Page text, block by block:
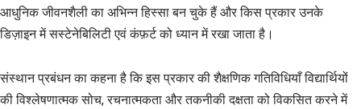
आधुनिक जीवनशैली का अभिन्न हिस्सा बन चुके हैं और किस प्रकार उनके
डिज़ाइन में सस्टेनेबिलिटी एवं कंफ़र्ट को ध्यान में रखा जाता है।
संस्थान प्रबंधन का कहना है कि इस प्रकार की शैक्षणिक गतिविधियाँ विद्यार्थियों
की विश्लेषणात्मक सोच, रचनात्मकता और तकनीकी दक्षता को विकसित करने में